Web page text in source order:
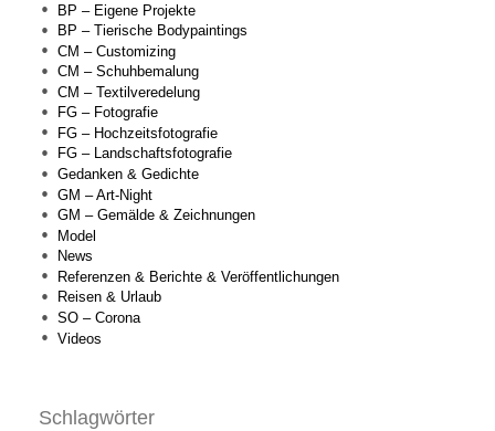
BP – Eigene Projekte
BP – Tierische Bodypaintings
CM – Customizing
CM – Schuhbemalung
CM – Textilveredelung
FG – Fotografie
FG – Hochzeitsfotografie
FG – Landschaftsfotografie
Gedanken & Gedichte
GM – Art-Night
GM – Gemälde & Zeichnungen
Model
News
Referenzen & Berichte & Veröffentlichungen
Reisen & Urlaub
SO – Corona
Videos
Schlagwörter